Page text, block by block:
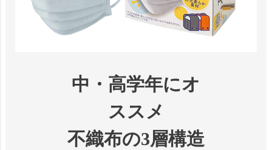
中・高学年にオ
ススメ
不織布の3層構造